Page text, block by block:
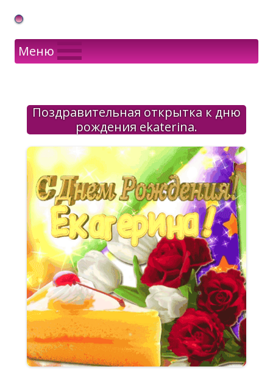
Gif Открытки в подарок
Меню
Поздравительная открытка к дню
рождения ekaterina.